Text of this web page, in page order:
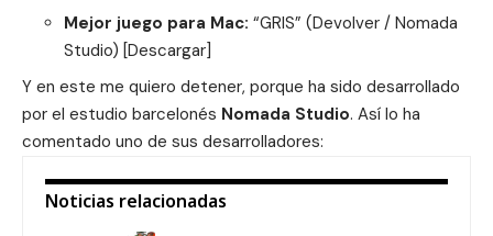
Mejor juego para Mac: “GRIS” (Devolver / Nomada
Studio) [Descargar]
Y en este me quiero detener, porque ha sido desarrollado
por el estudio barcelonés Nomada Studio. Así lo ha
comentado uno de sus desarrolladores:
Noticias relacionadas